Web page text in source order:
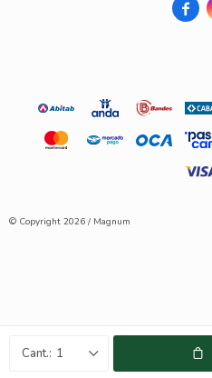
1

© Copyright 2026 / Magnum